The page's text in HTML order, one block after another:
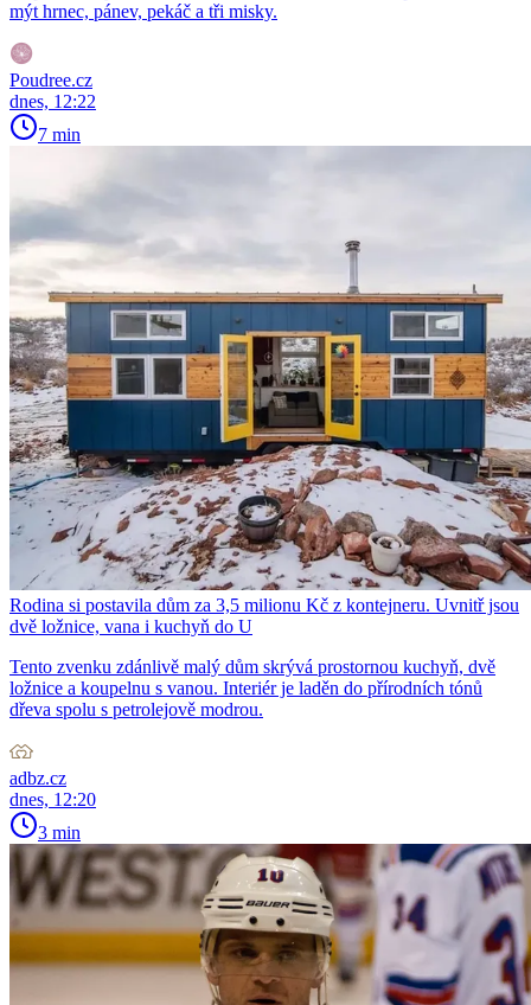
mýt hrnec, pánev, pekáč a tři misky.
Poudree.cz
dnes, 12:22
7 min
Rodina si postavila dům za 3,5 milionu Kč z kontejneru. Uvnitř jsou
dvě ložnice, vana i kuchyň do U
Tento zvenku zdánlivě malý dům skrývá prostornou kuchyň, dvě
ložnice a koupelnu s vanou. Interiér je laděn do přírodních tónů
dřeva spolu s petrolejově modrou.
adbz.cz
dnes, 12:20
3 min